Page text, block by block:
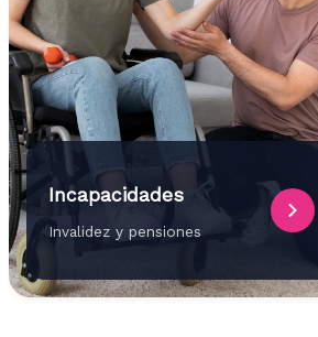
Incapacidades
Invalidez y pensiones